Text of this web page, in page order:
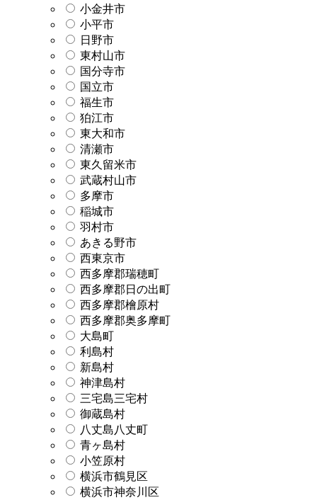
小金井市
小平市
日野市
東村山市
国分寺市
国立市
福生市
狛江市
東大和市
清瀬市
東久留米市
武蔵村山市
多摩市
稲城市
羽村市
あきる野市
西東京市
西多摩郡瑞穂町
西多摩郡日の出町
西多摩郡檜原村
西多摩郡奥多摩町
大島町
利島村
新島村
神津島村
三宅島三宅村
御蔵島村
八丈島八丈町
青ヶ島村
小笠原村
横浜市鶴見区
横浜市神奈川区